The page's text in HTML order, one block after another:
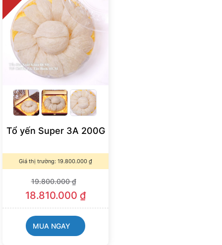
Tổ yến Super 3A 200G
Giá thị trường: 19.800.000 ₫
19.800.000₫
18.810.000 ₫
MUA NGAY